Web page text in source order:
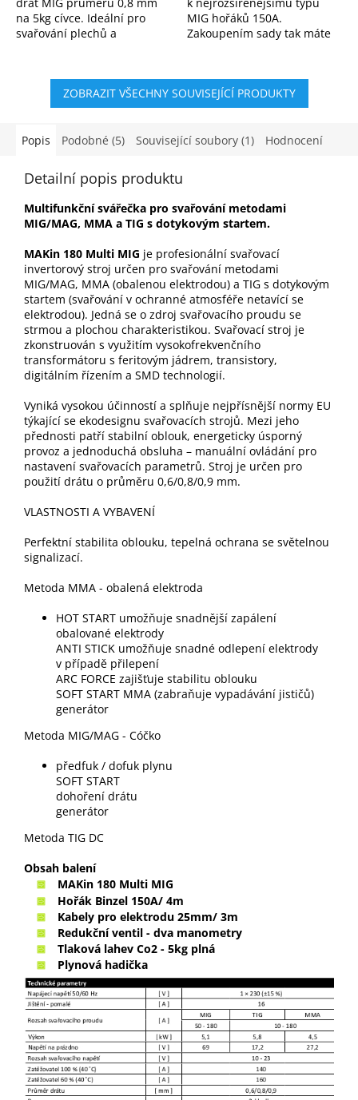
na 5kg cívce. Ideální pro
svařování plechů a
nebo argonu. Stabilní oblouk
MIG hořáků 150A.
Zakoupením sady tak máte
ZOBRAZIT VŠECHNY SOUVISEJÍCÍ PRODUKTY
Popis Podobné (5) Související soubory (1) Hodnocení
Detailní popis produktu
Multifunkční svářečka pro svařování metodami
MIG/MAG, MMA a TIG s dotykovým startem.
MAKin 180 Multi MIG je profesionální svařovací
invertorový stroj určen pro svařování metodami
MIG/MAG, MMA (obalenou elektrodou) a TIG s dotykovým
startem (svařování v ochranné atmosféře netavící se
elektrodou). Jedná se o zdroj svařovacího proudu se
strmou a plochou charakteristikou. Svařovací stroj je
zkonstruován s využitím vysokofrekvenčního
transformátoru s feritovým jádrem, transistory,
digitálním řízením a SMD technologií.
Vyniká vysokou účinností a splňuje nejpřísnější normy EU
týkající se ekodesignu svařovacích strojů. Mezi jeho
přednosti patří stabilní oblouk, energeticky úsporný
provoz a jednoduchá obsluha – manuální ovládání pro
nastavení svařovacích parametrů. Stroj je určen pro
použití drátu o průměru 0,6/0,8/0,9 mm.
VLASTNOSTI A VYBAVENÍ
Perfektní stabilita oblouku, tepelná ochrana se světelnou
signalizací.
Metoda MMA - obalená elektroda
HOT START umožňuje snadnější zapálení
obalované elektrody
ANTI STICK umožňuje snadné odlepení elektrody
v případě přilepení
ARC FORCE zajišťuje stabilitu oblouku
SOFT START MMA (zabraňuje vypadávání jističů)
generátor
Metoda MIG/MAG - Cóčko
předfuk / dofuk plynu
SOFT START
dohoření drátu
generátor
Metoda TIG DC
Obsah balení
MAKin 180 Multi MIG
Hořák Binzel 150A/ 4m
Kabely pro elektrodu 25mm/ 3m
Redukční ventil - dva manometry
Tlaková lahev Co2 - 5kg plná
Plynová hadička